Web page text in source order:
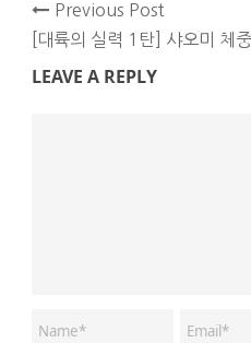
Previous Post
[대륙의 실력 1탄] 샤오미 체
LEAVE A REPLY